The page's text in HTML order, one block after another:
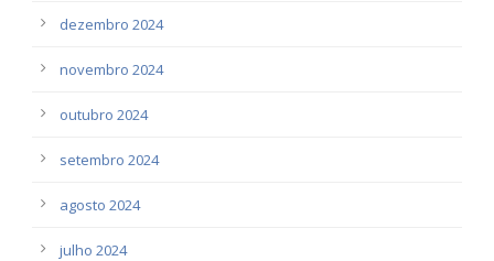
dezembro 2024
novembro 2024
outubro 2024
setembro 2024
agosto 2024
julho 2024